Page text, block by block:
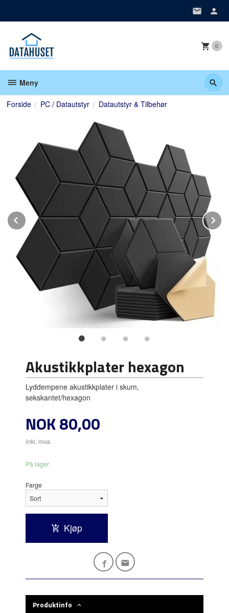
0
Meny
Forside PC / Datautstyr Datautstyr & Tilbehør
Prev
Akustikkplater hexagon
Lyddempene akustikkplater i skum,
sekskantet/hexagon
Pris
NOK80,00
inkl. mva.
På lager
Farge
Kjøp
Produktinfo